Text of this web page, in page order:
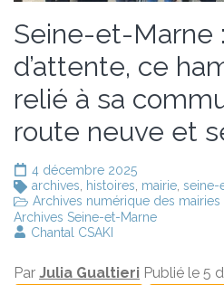
Seine-et-Marne
d’attente, ce
relié à sa
route neuve et
4 décembre 2025
archives
histoires mairie seine-
Archives numérique des
Archives Seine-et-Marne
Chantal CSAKI
Par Julia Gualtieri Publié le 5